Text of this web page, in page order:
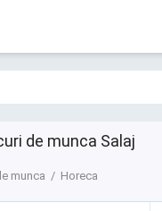
de munca Salaj
munca Horeca